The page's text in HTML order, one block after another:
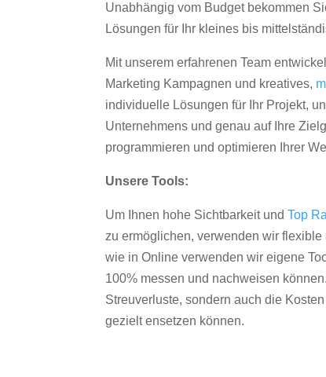
Unabhängig vom Budget bekommen
Lösungen für Ihr kleines bis
Mit unserem erfahrenen Team
Marketing Kampagnen und kreatives,
individuelle Lösungen für Ihr Projekt,
Unternehmens und genau auf Ihre
programmieren und optimieren Ihrer
Unsere Tools:
Um Ihnen hohe Sichtbarkeit undTop
zu ermöglichen, verwenden wir
wie in Online verwenden wir eigene
100% messen und nachweisen
Streuverluste, sondern auch die
gezielt ensetzen können.